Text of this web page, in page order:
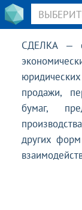
СДЕЛКА —
продажи,
бумаг,
других форм